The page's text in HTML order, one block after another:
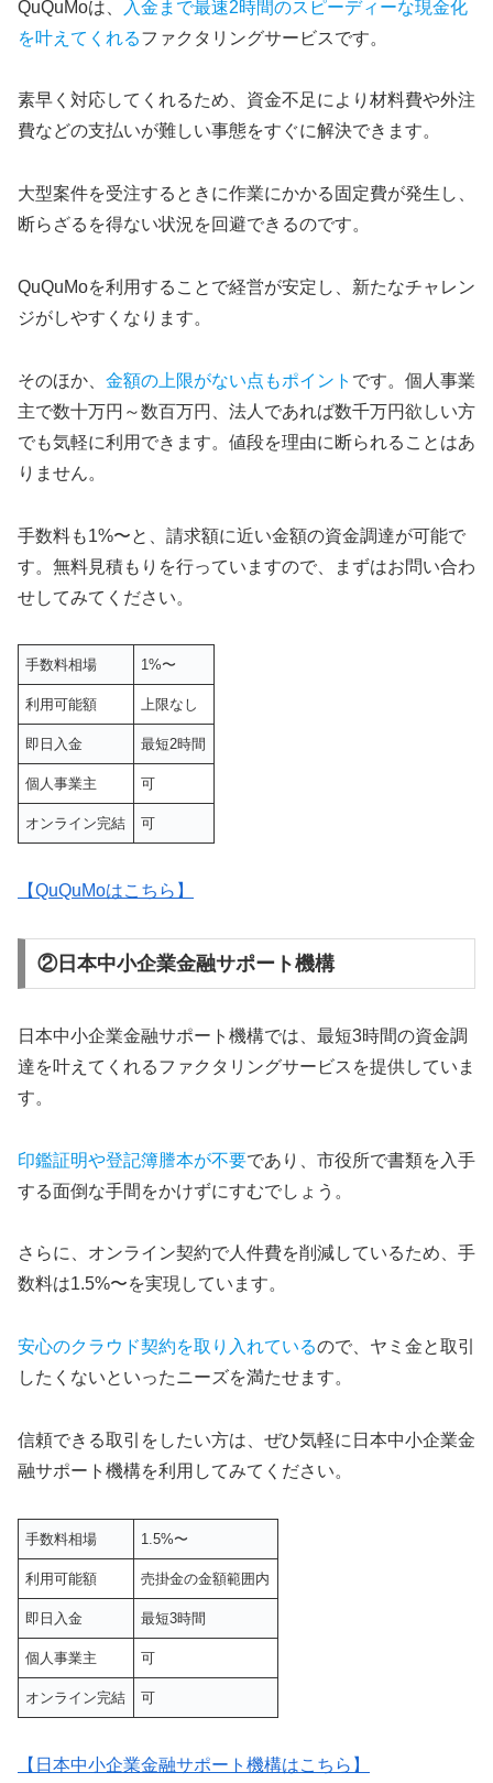
QuQuMoは、
入金まで最速2時間のスピーディーな現金化
を叶えてくれるファクタリングサービスです。
素早く対応してくれるため、資金不足により材料費や外注
費などの支払いが難しい事態をすぐに解決できます。
大型案件を受注するときに作業にかかる固定費が発生し、
断らざるを得ない状況を回避できるのです。
QuQuMoを利用することで経営が安定し、新たなチャレン
ジがしやすくなります。
そのほか、 金額の上限がない点もポイント です。個人事業
主で数十万円～数百万円、法人であれば数千万円欲しい方
でも気軽に利用できます。値段を理由に断られることはあ
りません。
手数料も1%〜と、請求額に近い金額の資金調達が可能で
す。無料見積もりを行っていますので、まずはお問い合わ
せしてみてください。
手数料相場 1%〜
利用可能額 上限なし
即日入金 最短2時間
個人事業主 可
オンライン完結 可
【QuQuMoはこちら】
②日本中小企業金融サポート機構
日本中小企業金融サポート機構では、最短3時間の資金調
達を叶えてくれるファクタリングサービスを提供していま
す。
印鑑証明や登記簿謄本が不要であり、市役所で書類を入手
する面倒な手間をかけずにすむでしょう。
さらに、オンライン契約で人件費を削減しているため、手
数料は1.5%〜を実現しています。
安心のクラウド契約を取り入れているので、ヤミ金と取引
したくないといったニーズを満たせます。
信頼できる取引をしたい方は、ぜひ気軽に日本中小企業金
融サポート機構を利用してみてください。
手数料相場 1.5%〜
利用可能額 売掛金の金額範囲内
即日入金 最短3時間
個人事業主 可
オンライン完結 可
【日本中小企業金融サポート機構はこちら】